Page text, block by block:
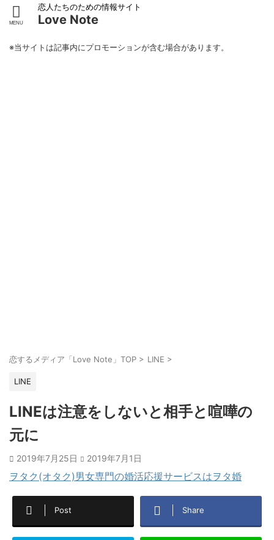
恋人たちのための情報サイト
Love Note
※当サイトは記事内にプロモーションが含む場合があります。
恋するメディア「Love Note」TOP > LINE >
LINE
LINEは注意をしないと相手と喧嘩の
元に
2019年7月25日 2019年7月1日
ヲタク(オタク)男女専門の婚活応援サービスはヲタ婚
Post Share